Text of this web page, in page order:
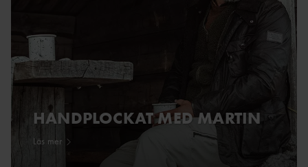
HANDPLOCKAT MED MARTIN
Läs mer